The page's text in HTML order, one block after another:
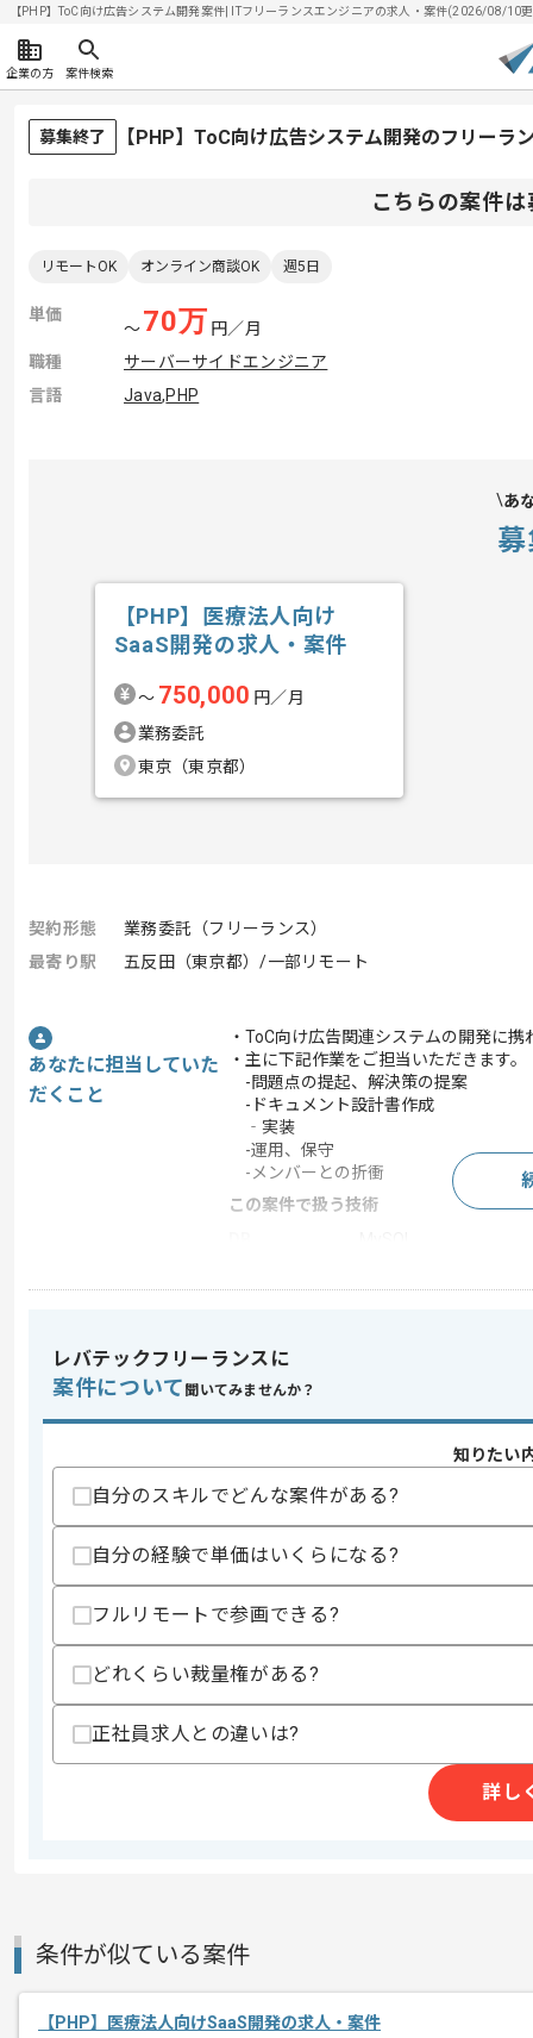
【PHP】ToC向け広告システム開発案件| ITフリーランスエンジニアの求人・案件(2026/08/10
企業の方 案件検索
募集終了 【PHP】ToC向け広告システム開発のフリーラ
こちらの案件
リモートOK オンライン商談OK 週5日
単価
〜70万 円／月
職種
サーバーサイドエンジニア
言語
Java,PHP
あ
【PHP】医療法人向け
SaaS開発の求人・案件
〜 750,000 円／月
業務委託
東京（東京都）
契約形態
業務委託（フリーランス）
最寄り駅
五反田（東京都）/一部リモート
あなたに担当していた
だくこと
・ToC向け広告関連システムの開発に携
・主に下記作業をご担当いただきます。
-問題点の提起、解決策の提案
-ドキュメント設計書作成
‐実装
-運用、保守
-メンバーとの折衝
この案件で扱う技術
ン サーバー
開発ツール
この案件のポイント
20代活躍中 , 30代活躍
社内開発が多い , 上流
スキル
・事業会社でのアプリケーションやシ
歓迎スキル
・セキュリティ知見
上記に似た経験やスキルをお持ちであれば
支払いサイト
レバテックフリーランスに
案件について 聞いてみませんか？
知りたい
自分のスキルでどんな案件がある?
自分の経験で単価はいくらになる?
フルリモートで参画できる?
どれくらい裁量権がある?
正社員求人との違いは?
詳し
条件が似ている案件
【PHP】医療法人向けSaaS開発の求人・案件